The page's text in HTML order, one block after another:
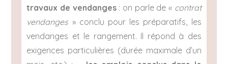
travaux de vendanges: on parle de « contrat
vendanges » conclu pour les préparatifs, les
vendanges et le rangement. Il répond à des
exigences particulières (durée maximale d’un